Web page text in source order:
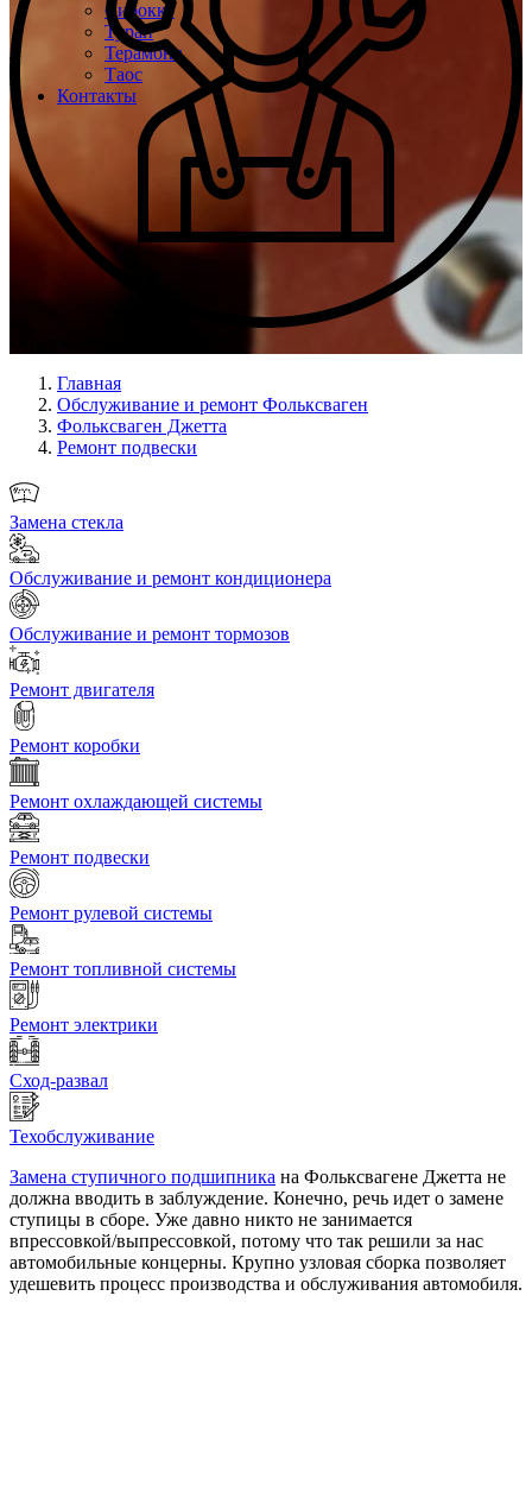
Сирокко
Туран
Терамонт
Таос
Контакты
Главная
Обслуживание и ремонт Фольксваген
Фольксваген Джетта
Ремонт подвески
Замена стекла
Обслуживание и ремонт кондиционера
Обслуживание и ремонт тормозов
Ремонт двигателя
Ремонт коробки
Ремонт охлаждающей системы
Ремонт подвески
Ремонт рулевой системы
Ремонт топливной системы
Ремонт электрики
Сход-развал
Техобслуживание
Замена ступичного подшипника на Фольксвагене Джетта не
должна вводить в заблуждение. Конечно, речь идет о замене
ступицы в сборе. Уже давно никто не занимается
впрессовкой/выпрессовкой, потому что так решили за нас
автомобильные концерны. Крупно узловая сборка позволяет
удешевить процесс производства и обслуживания автомобиля.